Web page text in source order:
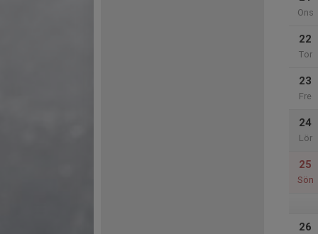
Ons
22
Tor
23
Fre
24
Lör
25
Sön
26